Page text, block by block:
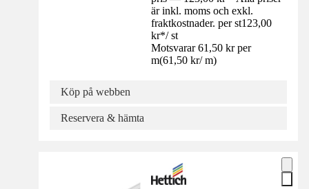
är inkl. moms och exkl.
fraktkostnader. per st123,00
kr*/ st
Motsvarar 61,50 kr per
m(61,50 kr/ m)
Köp på webben
Reservera & hämta